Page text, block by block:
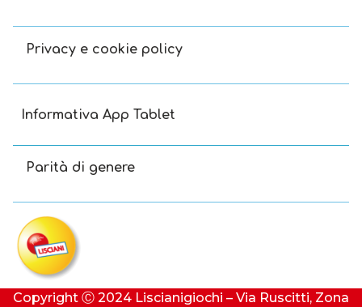
Privacy e cookie policy
Informativa App Tablet
Parità di genere
Copyright Ⓒ 2024 Liscianigiochi – Via Ruscitti, Zona